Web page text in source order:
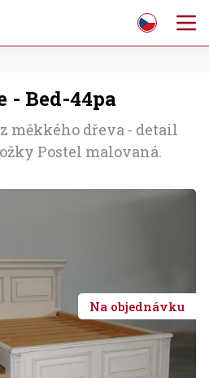
- Bed-44pa
měkkého dřeva - detail
Postel malovaná.
Na objednávku